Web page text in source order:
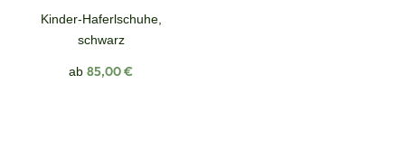
Kinder-Haferlschuhe,
schwarz
Regulärer Preis:
ab 85,00 €